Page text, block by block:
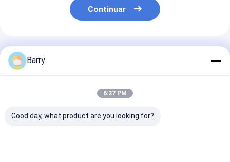
Continuar
Productos Recomendados
Barry
6:27 PM
Good day, what product are you looking for?